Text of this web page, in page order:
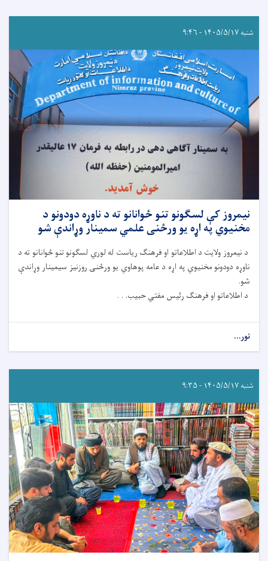
شنبه ۱۴۰۵/۵/۱۷ - ۹:۴۶
نیمروز کې لسګونو تنو ځوانانو ته د ناوړه دودونو د
مخنیوي په اړه یو ورځنی علمي سمینار وړاندې شو
د نیمروز ولایت د اطلاعاتو او فرهنگ ریاست له لوري لسګونو تنو ځوانانو ته د
ناوړه دودونو مخنیوي په اړه د عامه پوهاوي يو ورځنی روزنیز سیمینار وړاندې
شو.
د اطلاعاتو او فرهنګ رئیس مفتي حبیب. . .
نور...
شنبه ۱۴۰۵/۵/۱۷ - ۹:۳۵